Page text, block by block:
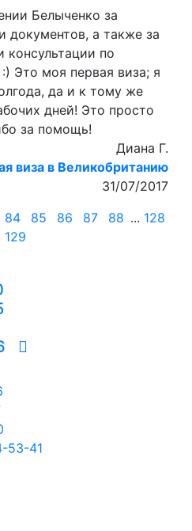
Белыченко за
а также за
консультации по
Это моя первая виза; я
да и к тому же
дней! Это просто
за помощь!
Диана Г.
виза в Великобританию
31/07/2017
84 85 86 87 88 ... 128
129
53-41